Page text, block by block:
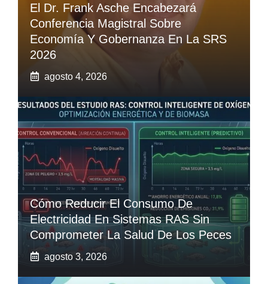
El Dr. Frank Asche Encabezará
Conferencia Magistral Sobre
Economía Y Gobernanza En La SRS
2026
agosto 4, 2026
Cómo Reducir El Consumo De
Electricidad En Sistemas RAS Sin
Comprometer La Salud De Los Peces
agosto 3, 2026